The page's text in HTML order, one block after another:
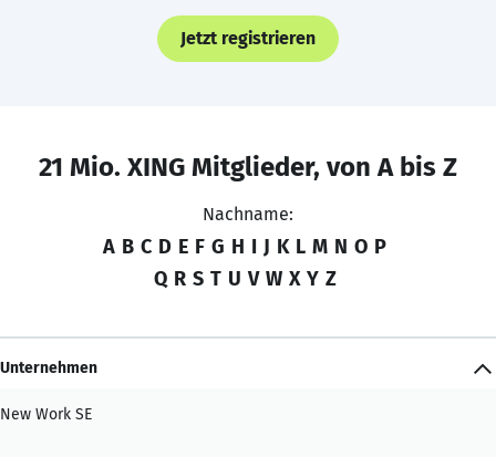
Jetzt registrieren
21 Mio. XING Mitglieder, von A bis Z
Nachname:
A B C D E F G H I J K L M N O P
Q R S T U V W X Y Z
Unternehmen
New Work SE